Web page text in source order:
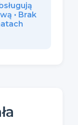
• Brak